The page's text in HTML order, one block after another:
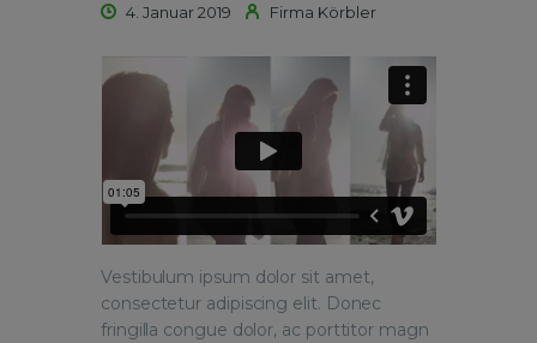
4. Januar 2019 Firma Körbler
Vestibulum ipsum dolor sit amet,
consectetur adipiscing elit. Donec
fringilla congue dolor, ac porttitor magn